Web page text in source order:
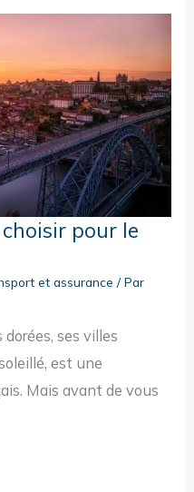
pour le
et assurance / Par
ses villes
est une
Mais avant de vous